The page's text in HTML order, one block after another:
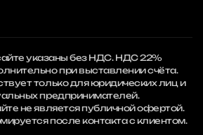
указаны без НДС. НДС 22%
при выставлении счёта.
только для юридических лиц и
предпринимателей.
не является публичной офертой.
после контакта с клиентом.